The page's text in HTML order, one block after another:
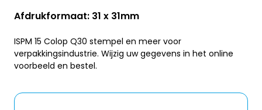
Afdrukformaat: 31 x 31mm
ISPM 15 Colop Q30 stempel en meer voor
verpakkingsindustrie. Wijzig uw gegevens in het online
voorbeeld en bestel.